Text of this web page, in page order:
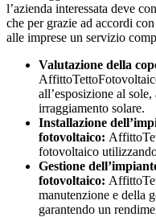
l’azienda interessata deve
che per grazie ad accordi
alle imprese un servizio
Valutazione della
all’esposizione al
irraggiamento solare.
Installazione
fotovoltaico:
fotovoltaico
Gestione
fotovoltaico:
manutenzione e della
garantendo un